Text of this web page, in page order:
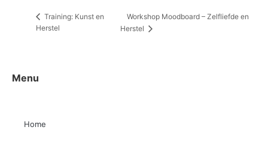
Training: Kunst en
Herstel
Workshop Moodboard – Zelfliefde en
Herstel
Menu
Home